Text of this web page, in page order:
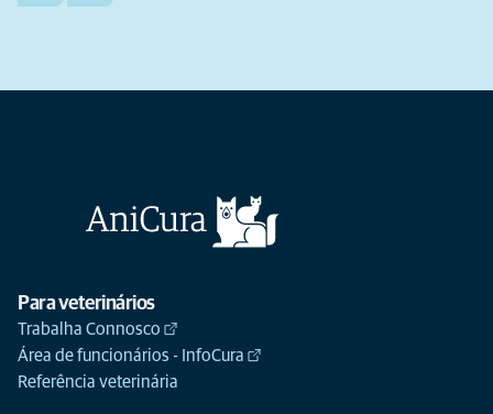
Para veterinários
Trabalha Connosco
Área de funcionários - InfoCura
Referência veterinária